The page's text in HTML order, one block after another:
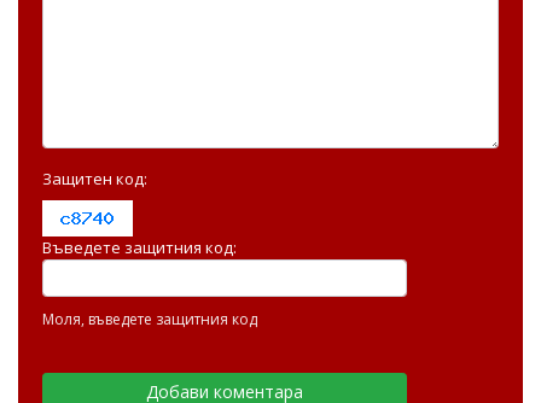
Защитен код:
Въведете защитния код:
Моля, въведете защитния код